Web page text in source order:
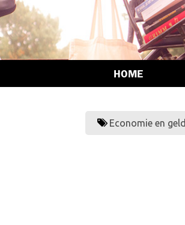
HOME
Economie en geld